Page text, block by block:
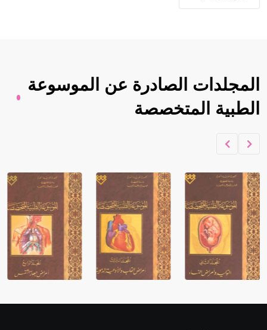
المجلدات الصادرة عن الموسوعة
الطبية المتخصصة